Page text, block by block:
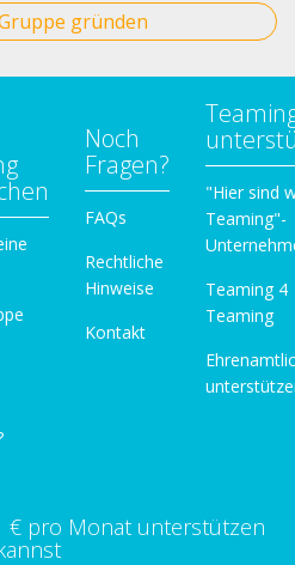
gründen
Noch
Fragen?
FAQs
Rechtliche
Hinweise
Kontakt
"Hier sind
Teaming"-
Teaming 4
Teaming
€ pro Monat unterstützen